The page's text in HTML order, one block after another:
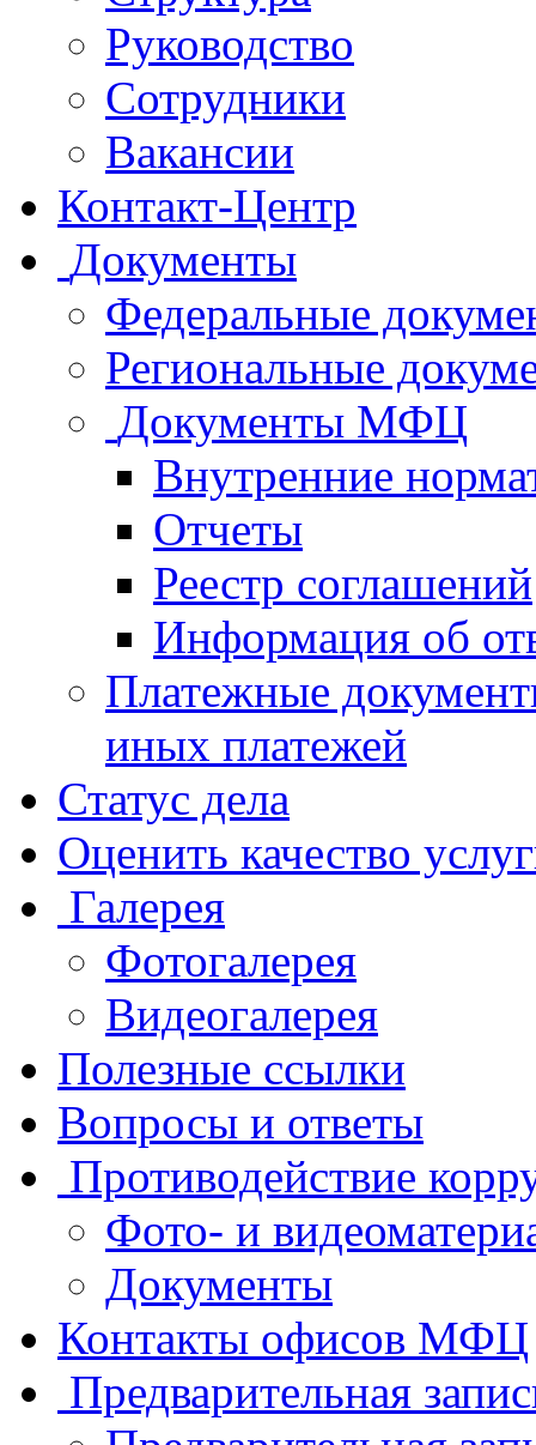
Руководство
Сотрудники
Вакансии
Контакт-Центр
Документы
Федеральные
Региональные
Документы МФЦ
Внутренние
Отчеты
Реестр соглашений
Информация об
Платежные
иных платежей
Статус дела
Оценить качество
Галерея
Фотогалерея
Видеогалерея
Полезные ссылки
Вопросы и ответы
Противодействие
Фото- и
Документы
Контакты офисов МФЦ
Предварительная